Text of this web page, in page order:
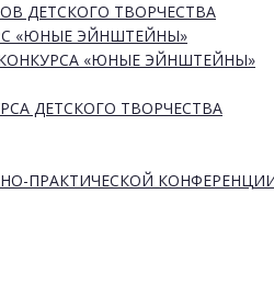
ДЕТСКОГО ТВОРЧЕСТВА
«ЮНЫЕ ЭЙНШТЕЙНЫ»
«ЮНЫЕ ЭЙНШТЕЙНЫ»
ДЕТСКОГО ТВОРЧЕСТВА
ПРАКТИЧЕСКОЙ